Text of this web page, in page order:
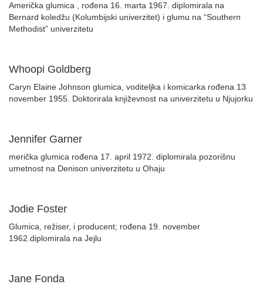
Američka glumica , rođena 16. marta 1967. diplomirala na
Bernard koledžu (Kolumbijski univerzitet) i glumu na “Southern
Methodist” univerzitetu
Whoopi Goldberg
Caryn Elaine Johnson glumica, voditeljka i komicarka rođena 13
november 1955. Doktorirala književnost na univerzitetu u Njujorku
Jennifer Garner
merička glumica rođena 17. april 1972. diplomirala pozorišnu
umetnost na Denison univerzitetu u Ohaju
Jodie Foster
Glumica, režiser, i producent; rođena 19. november
1962.diplomirala na Jejlu
Jane Fonda